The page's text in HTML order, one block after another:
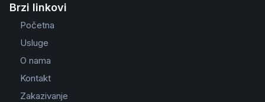
Brzi linkovi
Početna
Usluge
O nama
Kontakt
Zakazivanje